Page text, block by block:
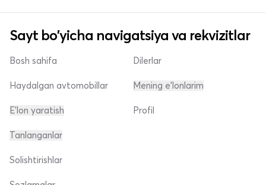
Sayt bo'yicha navigatsiya va rekvizitlar
Bosh sahifa
Haydalgan avtomobillar
E'lon yaratish
Dilerlar
Mening e'lonlarim
Profil
Tanlanganlar
Solishtirishlar